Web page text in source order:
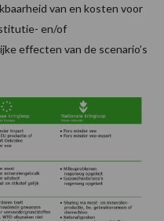
van en kosten voor
en/of
effecten van de scenario’s